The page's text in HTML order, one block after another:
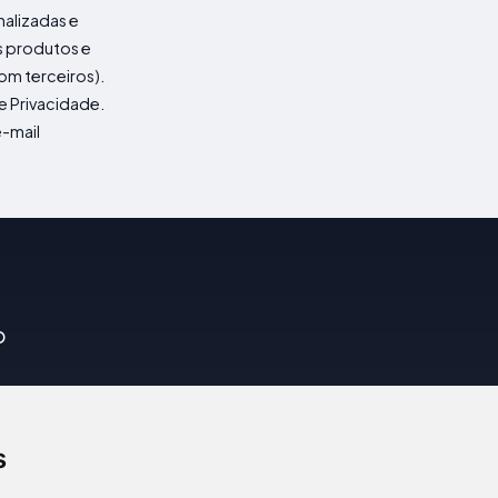
e
produtos e
terceiros).
Privacidade.
mail